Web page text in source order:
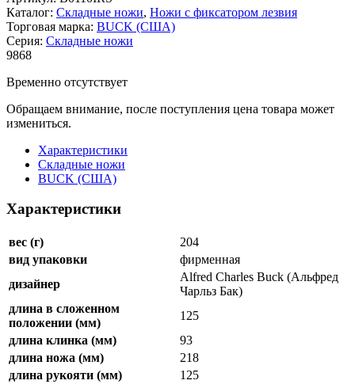
Каталог: Складные ножи, Ножи с фиксатором лезвия
Торговая марка: BUCK (США)
Серия: Складные ножи
9868
Временно отсутствует
Обращаем внимание, после поступления цена товара может
измениться.
Характеристики
Складные ножи
BUCK (США)
Характеристики
вес (г)
204
вид упаковки
фирменная
дизайнер
Alfred Charles Buck (Альфред
Чарльз Бак)
длина в сложенном
положении (мм)
125
длина клинка (мм)
93
длина ножа (мм)
218
длина рукояти (мм)
125